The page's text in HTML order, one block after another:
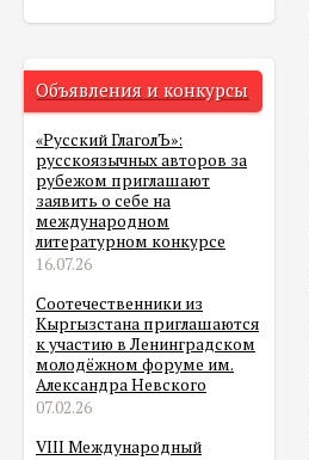
Объявления и конкурсы
«Русский ГлаголЪ»:
русскоязычных авторов за
рубежом приглашают
заявить о себе на
международном
литературном конкурсе
16.07.26
Соотечественники из
Кыргызстана приглашаются
к участию в Ленинградском
молодёжном форуме им.
Александра Невского
07.02.26
VIII Международный